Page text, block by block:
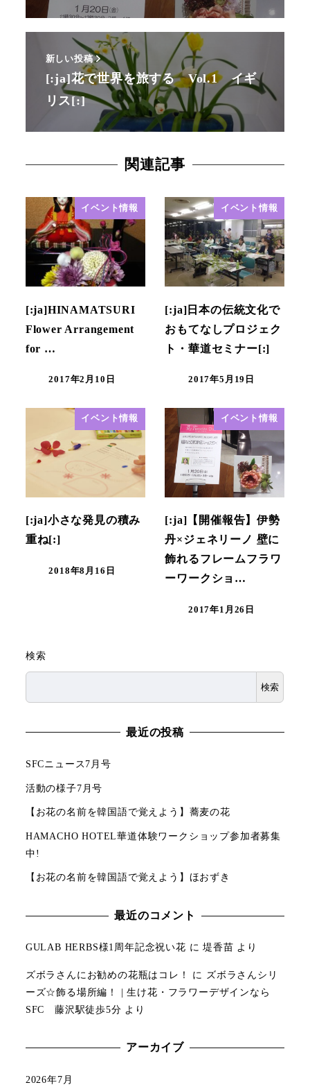
新しい投稿
[:ja]花で世界を旅する Vol.1 イギ
リス[:]
関連記事
イベント情報
[:ja]HINAMATSURI
Flower Arrangement
for …
2017年2月10日
イベント情報
[:ja]日本の伝統文化で
おもてなしプロジェク
ト・華道セミナー[:]
2017年5月19日
イベント情報
[:ja]小さな発見の積み
重ね[:]
2018年8月16日
イベント情報
[:ja]【開催報告】伊勢
丹×ジェネリーノ 壁に
飾れるフレームフラワ
ーワークショ…
2017年1月26日
検索
検索
最近の投稿
SFCニュース7月号
活動の様子7月号
【お花の名前を韓国語で覚えよう】蕎麦の花
HAMACHO HOTEL華道体験ワークショップ参加者募集
中!
【お花の名前を韓国語で覚えよう】ほおずき
最近のコメント
GULAB HERBS様1周年記念祝い花 に堤香苗 より
ズボラさんにお勧めの花瓶はコレ！ に
ズボラさんシリ
ーズ☆飾る場所編！ | 生け花・フラワーデザインなら
SFC 藤沢駅徒歩5分 より
アーカイブ
2026年7月